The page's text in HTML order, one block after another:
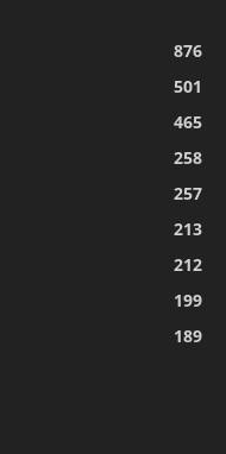
876
501
465
258
257
213
212
199
189